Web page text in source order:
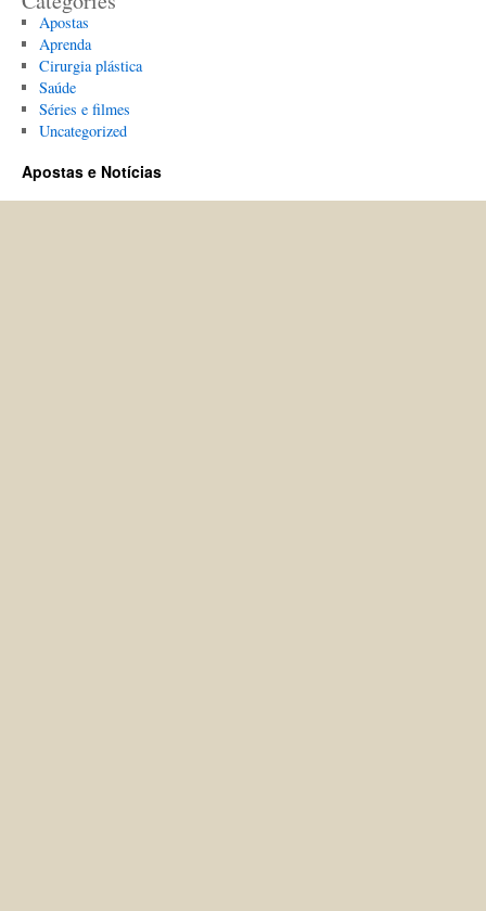
Apostas
Aprenda
Cirurgia plástica
Saúde
Séries e filmes
Uncategorized
Apostas e Notícias